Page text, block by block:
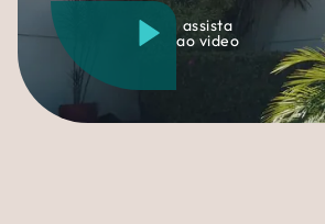
assista
ao video